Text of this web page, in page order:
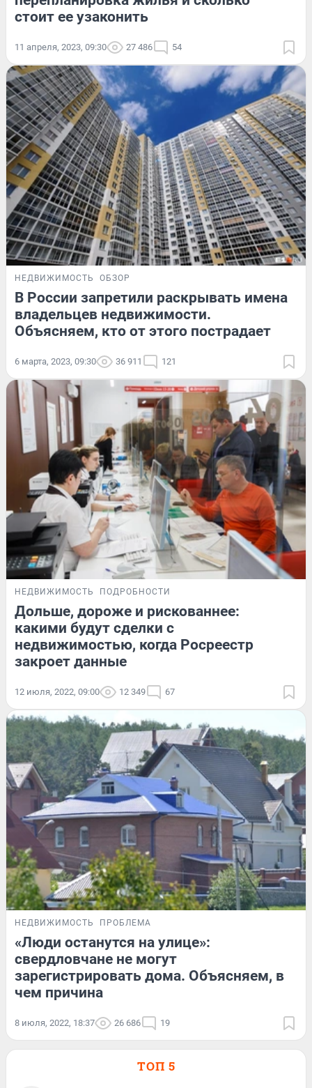
стоит ее узаконить
11 апреля, 2023, 09:30 27 486 54
НЕДВИЖИМОСТЬ ОБЗОР
В России запретили раскрывать имена
владельцев недвижимости.
Объясняем, кто от этого пострадает
6 марта, 2023, 09:30 36 911 121
НЕДВИЖИМОСТЬ ПОДРОБНОСТИ
Дольше, дороже и рискованнее:
какими будут сделки с
недвижимостью, когда Росреестр
закроет данные
12 июля, 2022, 09:00 12 349 67
НЕДВИЖИМОСТЬ ПРОБЛЕМА
«Люди останутся на улице»:
свердловчане не могут
зарегистрировать дома. Объясняем, в
чем причина
8 июля, 2022, 18:37 26 686 19
ТОП 5